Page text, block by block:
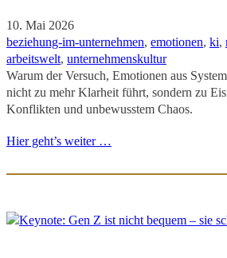
10. Mai 2026
beziehung-im-unternehmen, emotionen, ki,
arbeitswelt, unternehmenskultur
Warum der Versuch, Emotionen aus
nicht zu mehr Klarheit führt, sondern zu
Konflikten und unbewusstem Chaos.
Hier geht’s weiter …